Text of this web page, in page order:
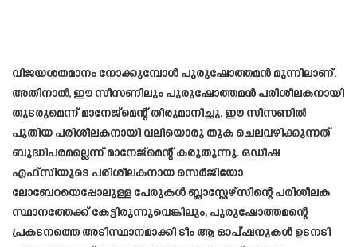
വിജയശതമാനം നോക്കുമ്പോൾ പുരുഷോത്തമൻ മുന്നിലാണ്.
അതിനാൽ, ഈ സീസണിലും പുരുഷോത്തമൻ പരിശീലകനായി
തുടരുമെന്ന് മാനേജ്‌മെന്റ് തീരുമാനിച്ചു. ഈ സീസണിൽ
പുതിയ പരിശീലകനായി വലിയൊരു തുക ചെലവഴിക്കുന്നത്
ബുദ്ധിപരമല്ലെന്ന് മാനേജ്‌മെന്റ് കരുതുന്നു. ഒഡീഷ
എഫ്‌സിയുടെ പരിശീലകനായ സെർജിയോ
ലോബേറയെപ്പോലുള്ള പേരുകൾ ബ്ലാസ്റ്റേഴ്‌സിന്റെ പരിശീലക
സ്ഥാനത്തേക്ക് കേട്ടിരുന്നുവെങ്കിലും, പുരുഷോത്തമന്റെ
പ്രകടനത്തെ അടിസ്ഥാനമാക്കി ടീം ആ ഓപ്ഷനുകൾ ഉടനടി